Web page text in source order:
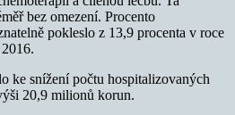
bez omezení. Procento
pokleslo z 13,9 procenta v roce
ke snížení počtu hospitalizovaných
20,9 milionů korun.